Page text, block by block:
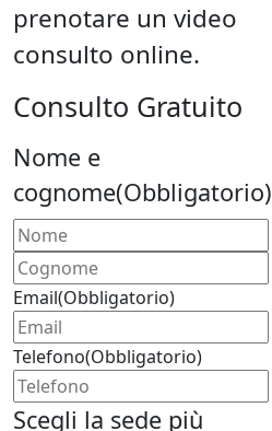
prenotare un video
consulto online.
Consulto Gratuito
Nome e
cognome(Obbligatorio)
Nome
Cognome
Email(Obbligatorio)
Telefono(Obbligatorio)
Scegli la sede più